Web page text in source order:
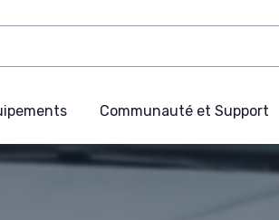
Communauté et Support